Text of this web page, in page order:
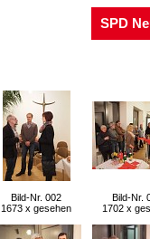
SPD
Bild-Nr. 002
1673 x gesehen
Bild-Nr.
1702 x